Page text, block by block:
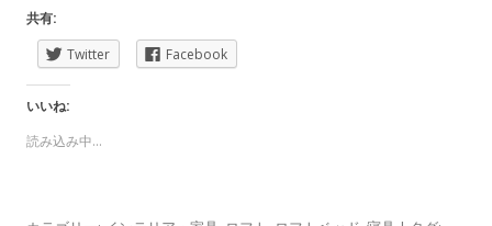
共有:
Twitter
Facebook
いいね:
読み込み中...